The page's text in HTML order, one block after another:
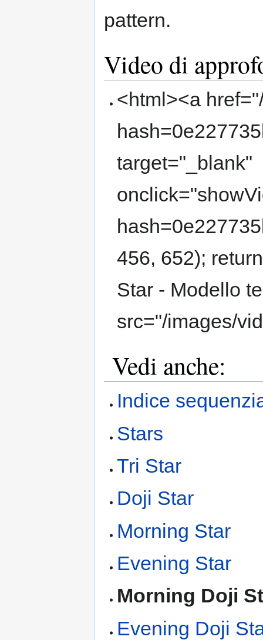
pattern.
Video di
<html><a
target="_blank"
456, 652);
Star - Modello
src="/images/
Vedi anche:
Indice
Stars
Tri Star
Doji Star
Morning Star
Evening Star
Morning Doji
Evening Doji